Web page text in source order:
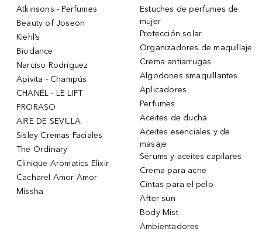
Atkinsons - Perfumes
Beauty of Joseon
Kiehl’s
Biodance
Narciso Rodriguez
Apivita - Champús
CHANEL - LE LIFT
PRORASO
AIRE DE SEVILLA
Sisley Cremas Faciales
The Ordinary
Clinique Aromatics Elixir
Cacharel Amor Amor
Missha
Estuches de perfumes de
mujer
Protección solar
Organizadores de maquillaje
Crema antiarrugas
Algodones smaquillantes
Aplicadores
Perfumes
Aceites de ducha
Aceites esenciales y de
masaje
Sérums y aceites capilares
Crema para acne
Cintas para el pelo
After sun
Body Mist
Ambientadores